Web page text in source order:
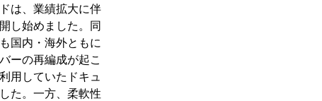
は、業績拡大に伴
し始めました。同
国内・海外ともに
ーの再編成が起こ
用していたドキュ
た。一方、柔軟性